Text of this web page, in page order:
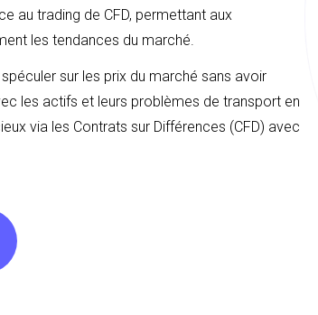
au trading de CFD, permettant aux
les tendances du marché.
sur les prix du marché sans avoir
les actifs et leurs problèmes de transport en
via les Contrats sur Différences (CFD) avec